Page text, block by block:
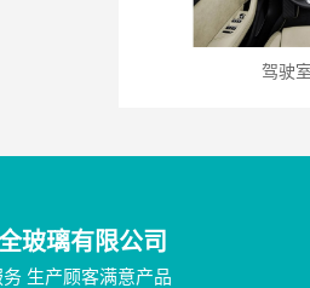
驾驶
玻璃有限公司
生产顾客满意产品